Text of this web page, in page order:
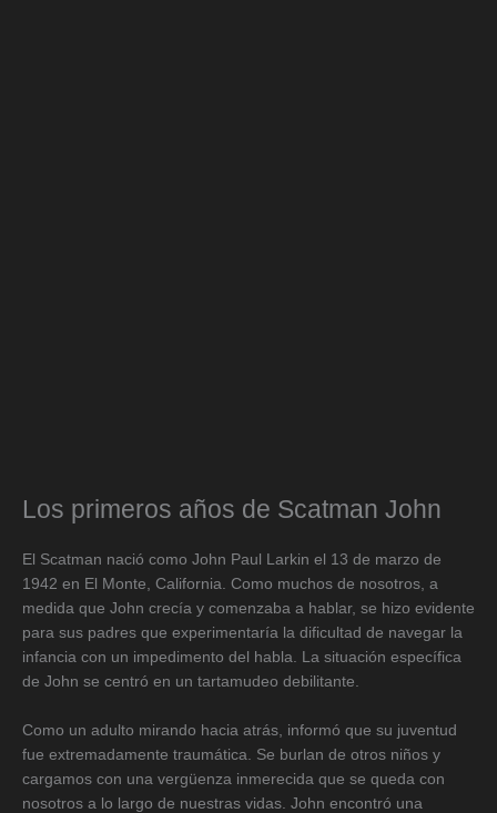
Los primeros años de Scatman John
El Scatman nació como John Paul Larkin el 13 de marzo de
1942 en El Monte, California. Como muchos de nosotros, a
medida que John crecía y comenzaba a hablar, se hizo evidente
para sus padres que experimentaría la dificultad de navegar la
infancia con un impedimento del habla. La situación específica
de John se centró en un tartamudeo debilitante.
Como un adulto mirando hacia atrás, informó que su juventud
fue extremadamente traumática. Se burlan de otros niños y
cargamos con una vergüenza inmerecida que se queda con
nosotros a lo largo de nuestras vidas. John encontró una